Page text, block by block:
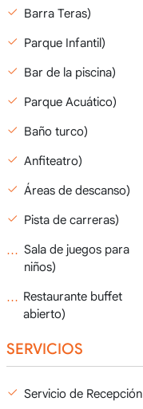
Barra Teras)
Parque Infantil)
Bar de la piscina)
Parque Acuático)
Baño turco)
Anfiteatro)
Áreas de descanso)
Pista de carreras)
Sala de juegos para
niños)
Restaurante buffet
abierto)
SERVICIOS
Servicio de Recepción